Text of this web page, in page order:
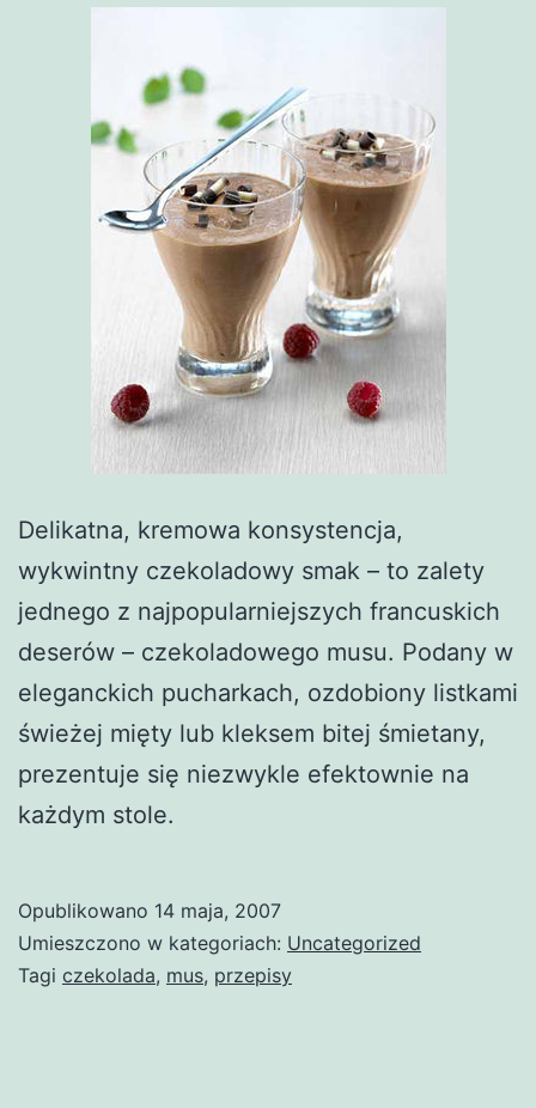
Delikatna, kremowa konsystencja,
wykwintny czekoladowy smak – to zalety
jednego z najpopularniejszych francuskich
deserów – czekoladowego musu. Podany w
eleganckich pucharkach, ozdobiony listkami
świeżej mięty lub kleksem bitej śmietany,
prezentuje się niezwykle efektownie na
każdym stole.
Opublikowano 14 maja, 2007
Umieszczono w kategoriach: Uncategorized
Tagi czekolada, mus, przepisy